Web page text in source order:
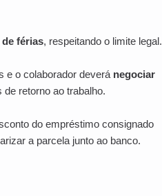
férias, respeitando o limite legal.
e o colaborador deverá negociar
retorno ao trabalho.
do empréstimo consignado
a parcela junto ao banco.